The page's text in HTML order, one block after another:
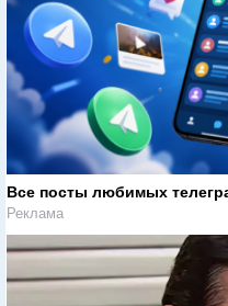
Все посты любимых
Реклама